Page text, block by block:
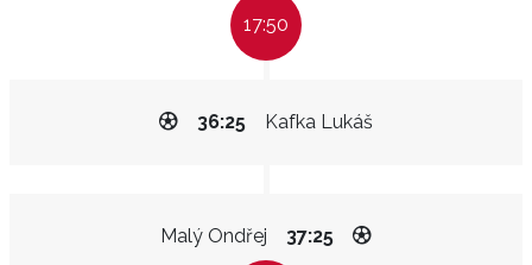
17:50
Kafka Lukáš
36:25
Malý Ondřej 37:25